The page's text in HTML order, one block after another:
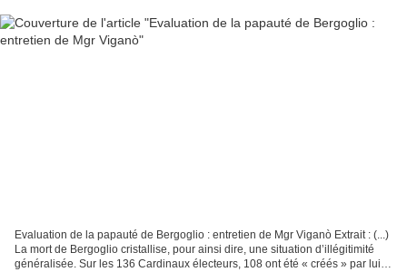
Evaluation de la papauté de Bergoglio : entretien de Mgr Viganò Extrait : (...)
La mort de Bergoglio cristallise, pour ainsi dire, une situation d’illégitimité
généralisée. Sur les 136 Cardinaux électeurs, 108 ont été « créés » par lui ;